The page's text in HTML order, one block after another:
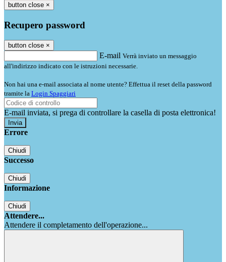
button close ×
Recupero password
button close ×
E-mail Verrà inviato un messaggio
all'indirizzo indicato con le istruzioni necessarie.
Non hai una e-mail associata al nome utente? Effettua il reset della password
tramite la Login Spaggiari
E-mail inviata, si prega di controllare la casella di posta elettronica!
Errore
Chiudi
Successo
Chiudi
Informazione
Chiudi
Attendere...
Attendere il completamento dell'operazione...